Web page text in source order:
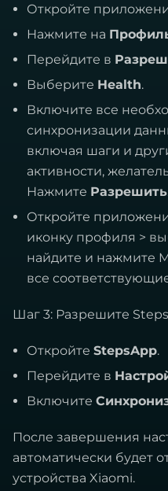
Откройте
Нажмите на
Перейдите в
Выберите Health.
Включите все
синхронизации
включая шаги и
активности,
Нажмите Разрешить
Откройте
иконку профиля >
найдите и нажмите
все
Шаг 3: Разрешите
Откройте StepsApp.
Перейдите в
Включите
После завершения
автоматически будет
устройства Xiaomi.